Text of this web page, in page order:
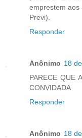
emprestem aos
Previ).
Responder
Anônimo 18
PARECE QUE
CONVIDADA
Responder
Anônimo 18